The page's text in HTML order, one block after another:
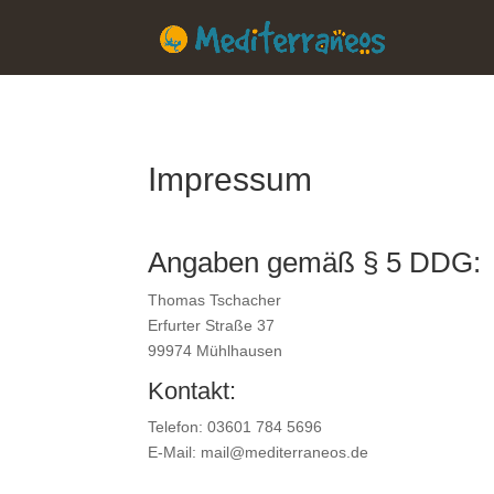
Impressum
Angaben gemäß § 5 DDG:
Thomas Tschacher
Erfurter Straße 37
99974 Mühlhausen
Kontakt:
Telefon: 03601 784 5696
E-Mail: mail@mediterraneos.de